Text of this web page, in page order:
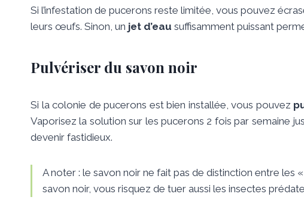
Si l’infestation de pucerons reste limitée, vous pouvez
leurs œufs. Sinon, un jet d’eau suffisamment puissant
Pulvériser du savon noir
Si la colonie de pucerons est bien installée, vous pouvez
Vaporisez la solution sur les pucerons 2 fois par semaine
devenir fastidieux.
A noter : le savon noir ne fait pas de distinction entre les
savon noir, vous risquez de tuer aussi les insectes